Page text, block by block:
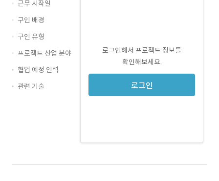
로그인해서 프로젝트 정보를
확인해보세요.
로그인
근무 시작일
구인 배경
구인 유형
프로젝트 산업 분야
협업 예정 인력
관련 기술
JavaScript · 경력 무관